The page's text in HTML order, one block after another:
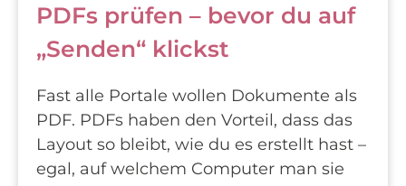
PDFs prüfen – bevor du auf
„Senden“ klickst
Fast alle Portale wollen Dokumente als
PDF. PDFs haben den Vorteil, dass das
Layout so bleibt, wie du es erstellt hast –
egal, auf welchem Computer man sie